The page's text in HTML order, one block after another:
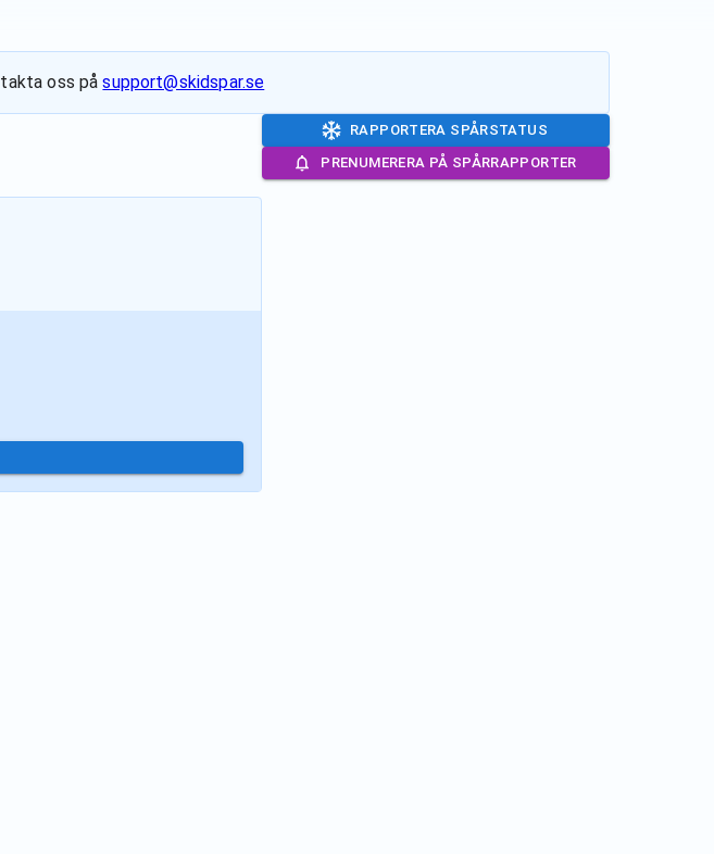
oss på support@skidspar.se
RAPPORTERA SPÅRSTATUS
PRENUMERERA PÅ SPÅRRAPPORTER